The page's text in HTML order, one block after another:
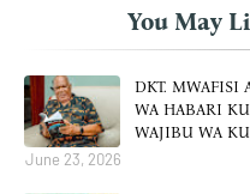
You May
DKT. MWAFISI
WA HABARI
WAJIBU WA
June 23, 2026